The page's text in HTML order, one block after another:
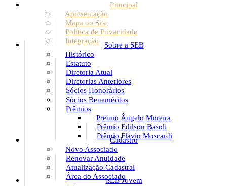
Principal
Apresentação
Mapa do Site
Política de Privacidade
Integração
Sobre a SEB
Histórico
Estatuto
Diretoria Atual
Diretorias Anteriores
Sócios Honorários
Sócios Beneméritos
Prêmios
Prêmio Ângelo Moreira
Prêmio Edilson Basoli
Prêmio Flávio Moscardi
Cadastro
Novo Associado
Renovar Anuidade
Atualização Cadastral
Área do Associado
SEB Jovem